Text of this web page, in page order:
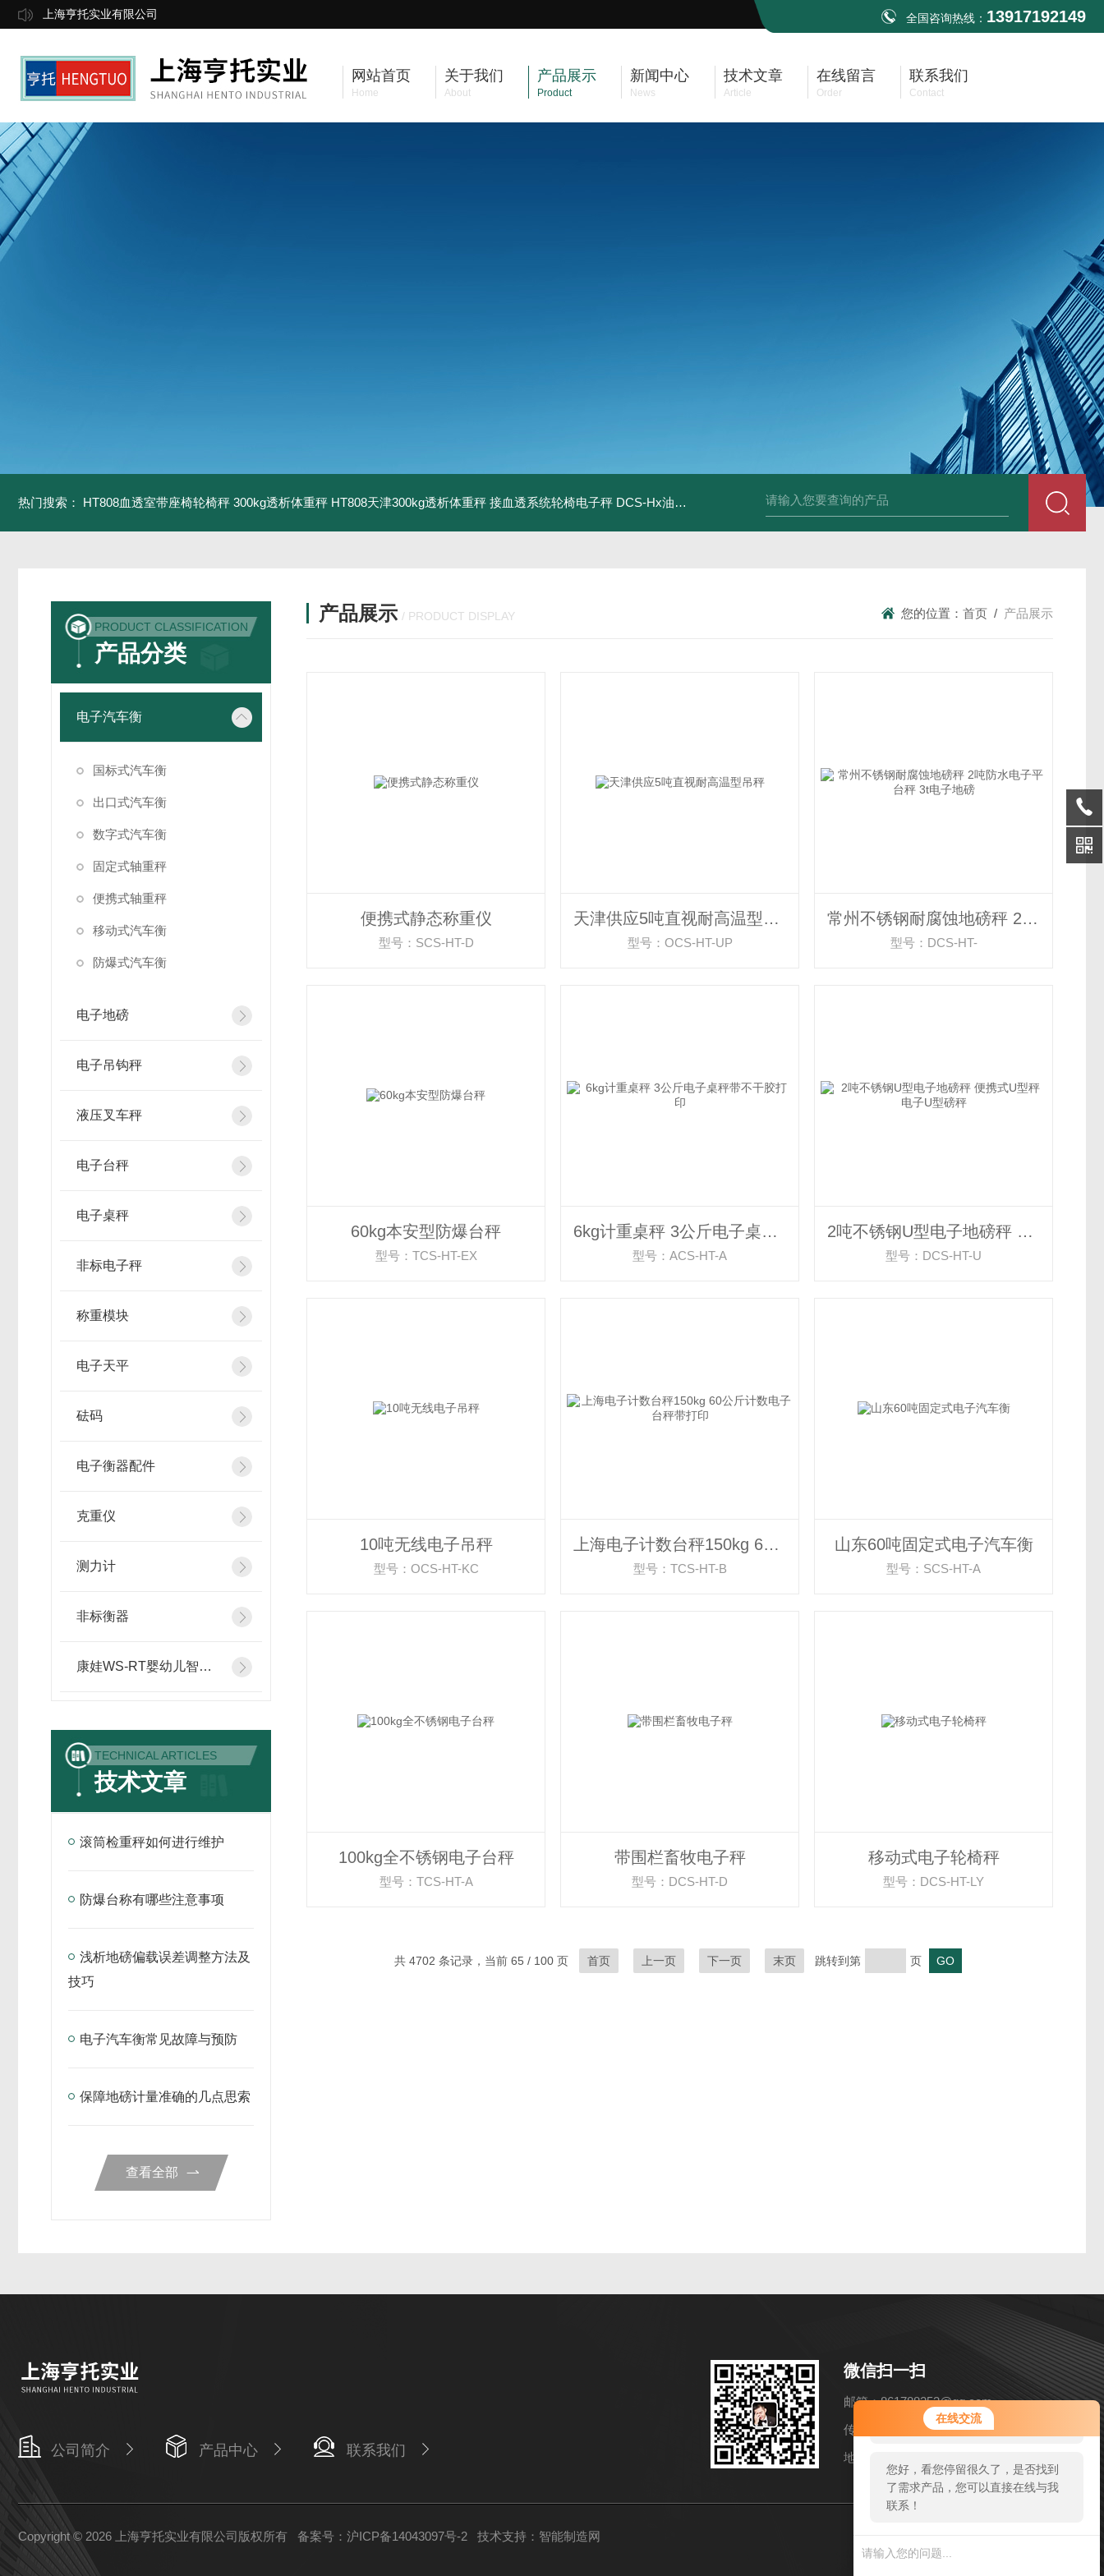
在线交流
您好！欢迎前来咨询，很高兴为您
服务，请问您要咨询什么问题呢？
您好，看您停留很久了，是否找到
了需求产品，您可以直接在线与我
联系！
上海亨托实业有限公司 全国咨询热线： 13917192149
网站首页
Home
关于我们
About
产品展示
Product
新闻中心
News
技术文章
Article
在线留言
Order
联系我们
Contact
热门搜索： HT808血透室带座椅轮椅秤 300kg透析体重秤 HT808天津300kg透析体重秤 接血透系统轮椅电子秤 DCS-Hx油桶搬运车电子秤 上海350kg防爆倒桶称 HT808300kg带座椅轮椅秤 血透室轮椅
PRODUCT CLASSIFICATION
产品分类
电子汽车衡
国标式汽车衡
出口式汽车衡
数字式汽车衡
固定式轴重秤
便携式轴重秤
移动式汽车衡
防爆式汽车衡
电子地磅
电子吊钩秤
液压叉车秤
电子台秤
电子桌秤
非标电子秤
称重模块
电子天平
砝码
电子衡器配件
克重仪
测力计
非标衡器
康娃WS-RT婴幼儿智能体检仪
TECHNICAL ARTICLES
技术文章
滚筒检重秤如何进行维护
防爆台称有哪些注意事项
浅析地磅偏载误差调整方法及
技巧
电子汽车衡常见故障与预防
保障地磅计量准确的几点思索
查看全部
产品展示 / PRODUCT DISPLAY 您的位置： 首页 / 产品展示
便携式静态称重仪
型号：SCS-HT-D
天津供应5吨直视耐高温型吊秤
型号：OCS-HT-UP
常州不锈钢耐腐蚀地磅秤 2吨防水电子平台秤 3t电子地磅
型号：DCS-HT-
60kg本安型防爆台秤
型号：TCS-HT-EX
6kg计重桌秤 3公斤电子桌秤带不干胶打印
型号：ACS-HT-A
2吨不锈钢U型电子地磅秤 便携式U型秤 电子U型磅秤
型号：DCS-HT-U
10吨无线电子吊秤
型号：OCS-HT-KC
上海电子计数台秤150kg 60公斤计数电子台秤带打印
型号：TCS-HT-B
山东60吨固定式电子汽车衡
型号：SCS-HT-A
100kg全不锈钢电子台秤
型号：TCS-HT-A
带围栏畜牧电子秤
型号：DCS-HT-D
移动式电子轮椅秤
型号：DCS-HT-LY
共 4702 条记录，当前 65 / 100 页 首页 上一页 下一页 末页 跳转到第 页
公司简介 产品中心 联系我们
微信扫一扫
邮箱：861788253@qq.com
传真：86-021-57858216
地址：上海市松江区洞泾镇长兴路652弄11号
Copyright © 2026 上海亨托实业有限公司版权所有 备案号：沪ICP备14043097号-2 技术支持： 智能制造网